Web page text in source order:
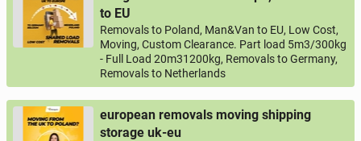
to EU
Removals to Poland, Man&Van to EU, Low Cost,
Moving, Custom Clearance. Part load 5m3/300kg
- Full Load 20m31200kg, Removals to Germany,
Removals to Netherlands
european removals moving shipping
storage uk-eu